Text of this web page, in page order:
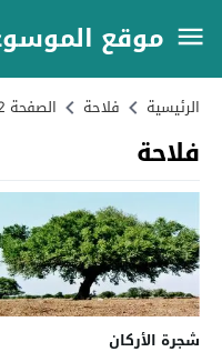
موقع
الرئيسية فلاحة الصفحة 2
فلاحة
شجرة الأركان